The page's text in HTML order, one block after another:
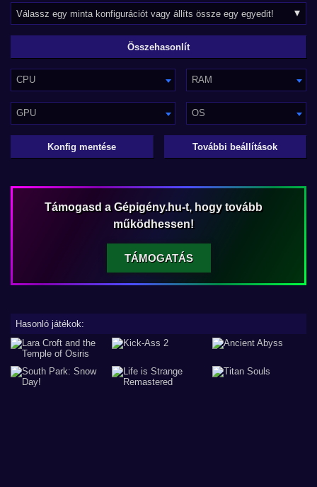
CPU RAM
GPU OS
Konfig mentése További beállítások
Támogasd a Gépigény.hu-t, hogy tovább
működhessen!
TÁMOGATÁS
Hasonló játékok: